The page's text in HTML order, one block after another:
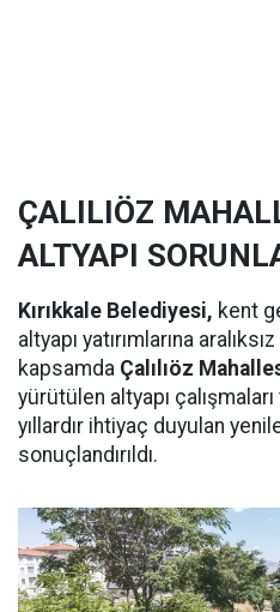
ÇALILIÖZ
ALTYAPI
Kırıkkale Belediyesi, kent
altyapı yatırımlarına
kapsamda Çalılıöz
yürütülen altyapı
yıllardır ihtiyaç duyulan
sonuçlandırıldı.